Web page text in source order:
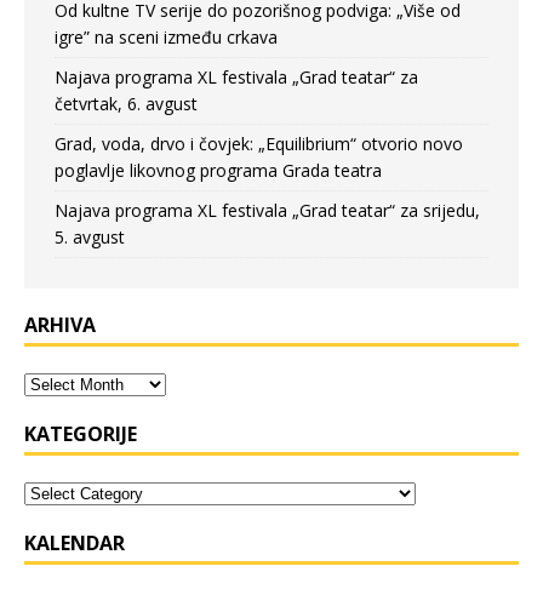
Od kultne TV serije do pozorišnog podviga: „Više od
igre” na sceni između crkava
Najava programa XL festivala „Grad teatar“ za
četvrtak, 6. avgust
Grad, voda, drvo i čovjek: „Equilibrium“ otvorio novo
poglavlje likovnog programa Grada teatra
Najava programa XL festivala „Grad teatar“ za srijedu,
5. avgust
ARHIVA
KATEGORIJE
KALENDAR